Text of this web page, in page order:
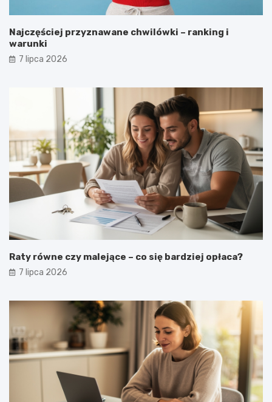
Najczęściej przyznawane chwilówki – ranking i
warunki
7 lipca 2026
Raty równe czy malejące – co się bardziej opłaca?
7 lipca 2026